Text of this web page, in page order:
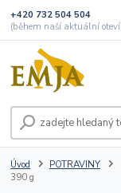
+420 732 504 504
(během naší aktuální
Úvod POTRAVINY
390 g